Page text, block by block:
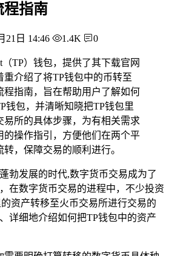
程指南
21日 14:46 1.4K 0
（TP）钱包，提供了其下载官网
重介绍了将TP钱包中的币转至
程指南，旨在帮助用户了解如何
钱包，并清晰知晓把TP钱包里
易所的具体步骤，为有相关需求
的操作指引，方便他们在两个平
，保障交易的顺利进行。
勃发展的时代,数字货币交易成为了
在数字货币交易的进程中，不少投资
资产转移至火币交易所进行交易的
详细地介绍如何把TP钱包中的资产